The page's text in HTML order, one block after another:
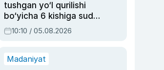
tushgan yo‘l qurilishi
bo‘yicha 6 kishiga sud
hukmi o‘qildi
10:10 / 05.08.2026
Madaniyat